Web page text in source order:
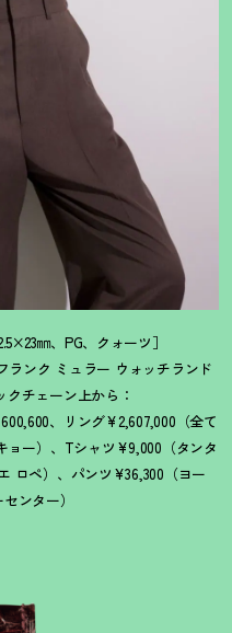
㎜、PG、クォーツ］
ランク ミュラー ウォッチランド
チェーン上から：
、リング¥2,607,000（全て
ョー）、Tシャツ¥9,000（タンタ
ロペ）、パンツ¥36,300（ヨー
ンター）